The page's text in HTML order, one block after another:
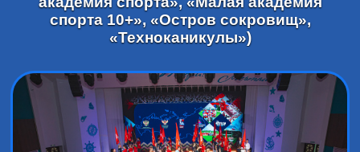
спорта 10+», «Остров сокровищ»,
«Техноканикулы»)